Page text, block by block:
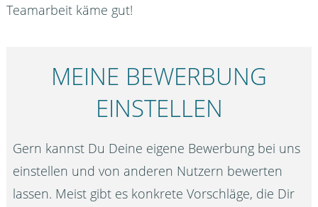
Teamarbeit käme gut!
MEINE BEWERBUNG
EINSTELLEN
Gern kannst Du Deine eigene Bewerbung bei uns
einstellen und von anderen Nutzern bewerten
lassen. Meist gibt es konkrete Vorschläge, die Dir